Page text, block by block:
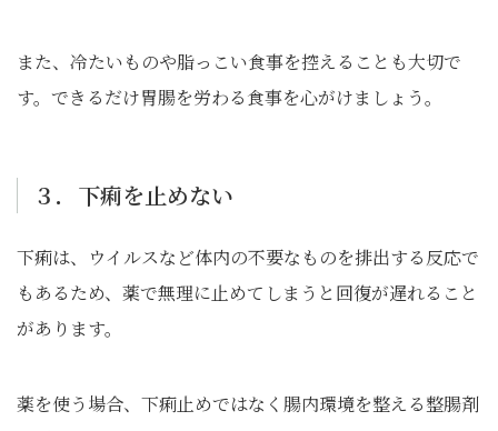
また、冷たいものや脂っこい食事を控えることも大切で
す。できるだけ胃腸を労わる食事を心がけましょう。
３．下痢を止めない
下痢は、ウイルスなど体内の不要なものを排出する反応で
もあるため、薬で無理に止めてしまうと回復が遅れること
があります。
薬を使う場合、下痢止めではなく腸内環境を整える整腸剤